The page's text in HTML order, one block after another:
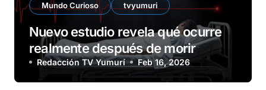
Mundo Curioso tvyumuri
Nuevo estudio revela qué ocurre
realmente después de morir
Redacción TV Yumurí Feb 16, 2026